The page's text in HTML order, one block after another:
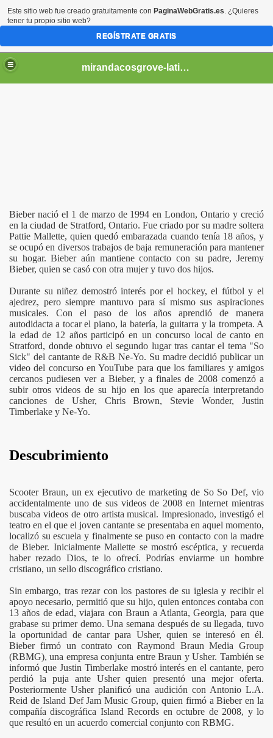
mirandacosgrove-latino
Bieber nació el 1 de marzo de 1994 en London, Ontario y creció
en la ciudad de Stratford, Ontario. Fue criado por su madre soltera
Pattie Mallette, quien quedó embarazada cuando tenía 18 años, y
se ocupó en diversos trabajos de baja remuneración para mantener
su hogar. Bieber aún mantiene contacto con su padre, Jeremy
Bieber, quien se casó con otra mujer y tuvo dos hijos.
Durante su niñez demostró interés por el hockey, el fútbol y el
ajedrez, pero siempre mantuvo para sí mismo sus aspiraciones
musicales. Con el paso de los años aprendió de manera
autodidacta a tocar el piano, la batería, la guitarra y la trompeta. A
la edad de 12 años participó en un concurso local de canto en
Stratford, donde obtuvo el segundo lugar tras cantar el tema "So
Sick" del cantante de R&B Ne-Yo. Su madre decidió publicar un
video del concurso en YouTube para que los familiares y amigos
cercanos pudiesen ver a Bieber, y a finales de 2008 comenzó a
subir otros videos de su hijo en los que aparecía interpretando
canciones de Usher, Chris Brown, Stevie Wonder, Justin
Timberlake y Ne-Yo.
Descubrimiento
Scooter Braun, un ex ejecutivo de marketing de So So Def, vio
accidentalmente uno de sus videos de 2008 en Internet mientras
buscaba videos de otro artista musical. Impresionado, investigó el
teatro en el que el joven cantante se presentaba en aquel momento,
localizó su escuela y finalmente se puso en contacto con la madre
de Bieber. Inicialmente Mallette se mostró escéptica, y recuerda
haber rezado Dios, te lo ofrecí. Podrías enviarme un hombre
cristiano, un sello discográfico cristiano.
Sin embargo, tras rezar con los pastores de su iglesia y recibir el
apoyo necesario, permitió que su hijo, quien entonces contaba con
13 años de edad, viajara con Braun a Atlanta, Georgia, para que
grabase su primer demo. Una semana después de su llegada, tuvo
la oportunidad de cantar para Usher, quien se interesó en él.
Bieber firmó un contrato con Raymond Braun Media Group
(RBMG), una empresa conjunta entre Braun y Usher. También se
informó que Justin Timberlake mostró interés en el cantante, pero
perdió la puja ante Usher quien presentó una mejor oferta.
Posteriormente Usher planificó una audición con Antonio L.A.
Reid de Island Def Jam Music Group, quien firmó a Bieber en la
compañía discográfica Island Records en octubre de 2008, y lo
que resultó en un acuerdo comercial conjunto con RBMG.
Este sitio web fue creado gratuitamente con PaginaWebGratis.es. ¿Quieres
tener tu propio sitio web?
REGÍSTRATE GRATIS